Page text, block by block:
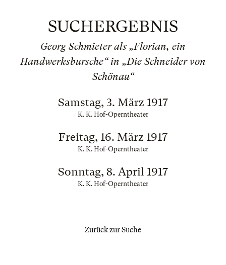
SUCHERGEBNIS
Georg Schmieter als „Florian, ein
Handwerksbursche“ in „Die Schneider von
Schönau“
Samstag, 3. März 1917
K. K. Hof-Operntheater
Freitag, 16. März 1917
K. K. Hof-Operntheater
Sonntag, 8. April 1917
K. K. Hof-Operntheater
Zurück zur Suche